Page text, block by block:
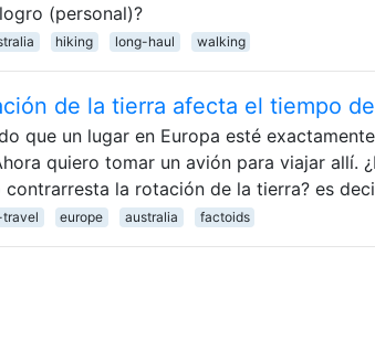
(personal)?
hiking long-haul walking
de la tierra afecta el tiempo
que un lugar en Europa esté
quiero tomar un avión para viajar allí.
contrarresta la rotación de la tierra? es
europe australia factoids